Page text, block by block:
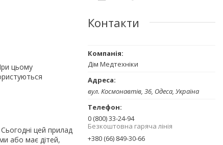
цьому
цей прилад
або має дітей,
Контакти
Дім Медтехніки
вул. Космонавтів, 36, Одеса, Україна
0 (800) 33-24-94
Безкоштовна гаряча лінія
+380 (66) 849-30-66